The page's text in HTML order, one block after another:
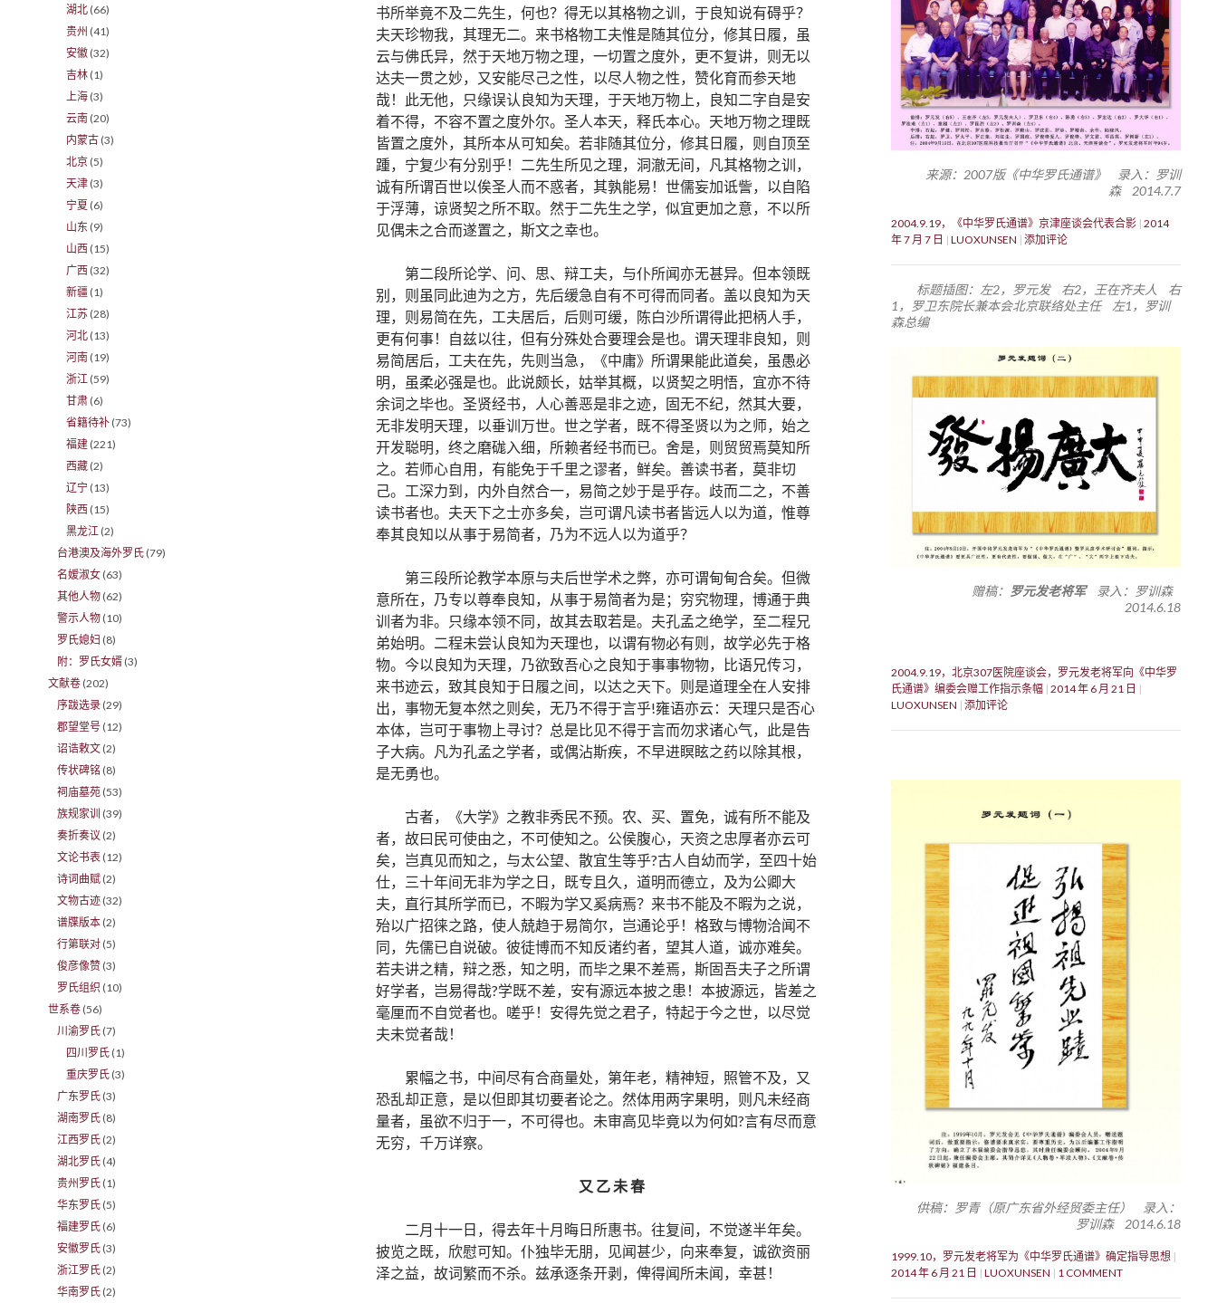
书所举竟不及二先生，何也？得无以其格物之训，于良知说有碍乎？
夫天珍物我，其理无二。来书格物工夫惟是随其位分，修其日履，虽
云与佛氏异，然于天地万物之理，一切置之度外，更不复讲，则无以
达夫一贯之妙，又安能尽己之性，以尽人物之性，赞化育而参天地
哉！此无他，只缘误认良知为天理，于天地万物上，良知二字自是安
着不得，不容不置之度外尔。圣人本天，释氏本心。天地万物之理既
皆置之度外，其所本从可知矣。若非随其位分，修其日履，则自顶至
踵，宁复少有分别乎！二先生所见之理，洞澈无间，凡其格物之训，
诚有所谓百世以俟圣人而不惑者，其孰能易！世儒妄加诋訾，以自陷
于浮薄，谅贤契之所不取。然于二先生之学，似宜更加之意，不以所
见偶未之合而遂置之，斯文之幸也。
第二段所论学、问、思、辩工夫，与仆所闻亦无甚异。但本领既
别，则虽同此迪为之方，先后缓急自有不可得而同者。盖以良知为天
理，则易简在先，工夫居后，后则可缓，陈白沙所谓得此把柄人手，
更有何事！自兹以往，但有分殊处合要理会是也。谓天理非良知，则
易简居后，工夫在先，先则当急，《中庸》所谓果能此道矣，虽愚必
明，虽柔必强是也。此说颇长，姑举其概，以贤契之明悟，宜亦不待
余词之毕也。圣贤经书，人心善恶是非之迹，固无不纪，然其大要，
无非发明天理，以垂训万世。世之学者，既不得圣贤以为之师，始之
开发聪明，终之磨硥入细，所赖者经书而已。舍是，则贸贸焉莫知所
之。若师心自用，有能免于千里之谬者，鲜矣。善读书者，莫非切
己。工深力到，内外自然合一，易简之妙于是乎存。歧而二之，不善
读书者也。夫天下之士亦多矣，岂可谓凡读书者皆远人以为道，惟尊
奉其良知以从事于易简者，乃为不远人以为道乎？
第三段所论教学本原与夫后世学术之弊，亦可谓甸甸合矣。但微
意所在，乃专以尊奉良知，从事于易简者为是；穷究物理，博通于典
训者为非。只缘本领不同，故其去取若是。夫孔孟之绝学，至二程兄
弟始明。二程未尝认良知为天理也，以谓有物必有则，故学必先于格
物。今以良知为天理，乃欲致吾心之良知于事事物物，比语兄传习，
来书迹云，致其良知于日履之间，以达之天下。则是道理全在人安排
出，事物无复本然之则矣，无乃不得于言乎!雍语亦云：天理只是否心
本体，岂可于事物上寻讨？总是比见不得于言而勿求诸心气，此是告
子大病。凡为孔孟之学者，或偶沾斯疾，不早进瞑眩之药以除其根，
是无勇也。
古者，《大学》之教非秀民不预。农、买、置免，诚有所不能及
者，故曰民可使由之，不可使知之。公侯腹心，天资之忠厚者亦云可
矣，岂真见而知之，与太公望、散宜生等乎?古人自幼而学，至四十始
仕，三十年间无非为学之日，既专且久，道明而德立，及为公卿大
夫，直行其所学而已，不暇为学又奚病焉？来书不能及不暇为之说，
殆以广招徕之路，使人兢趋于易简尔，岂通论乎！格致与博物洽闻不
同，先儒已自说破。彼徒博而不知反诸约者，望其人道，诚亦难矣。
若夫讲之精，辩之悉，知之明，而毕之果不差焉，斯固吾夫子之所谓
好学者，岂易得哉?学既不差，安有源远本披之患！本披源远，皆差之
毫厘而不自觉者也。嗟乎！安得先觉之君子，特起于今之世，以尽觉
夫未觉者哉！
累幅之书，中间尽有合商量处，第年老，精神短，照管不及，又
恐乱却正意，是以但即其切要者论之。然体用两字果明，则凡未经商
量者，虽欲不归于一，不可得也。未审高见毕竟以为何如?言有尽而意
无穷，千万详察。
又 乙 未 春
二月十一日，得去年十月晦日所惠书。往复间，不觉遂半年矣。
披览之既，欣慰可知。仆独毕无朋，见闻甚少，向来奉复，诚欲资丽
泽之益，故词繁而不杀。兹承逐条开剥，俾得闻所未闻，幸甚！
来源：2007版《中华罗氏通谱》 录入：罗训
森 2014.7.7
2004.9.19，《中华罗氏通谱》京津座谈会代表合影 2014
年 7 月 7 日
LUOXUNSEN 添加评论
标题插图：左2，罗元发 右2，王在齐夫人 右
1，罗卫东院长兼本会北京联络处主任 左1，罗训
森总编
赠稿： 罗元发老将军录入：罗训森
2014.6.18
2004.9.19，北京307医院座谈会，罗元发老将军向《中华罗
氏通谱》编委会赠工作指示条幅 2014 年 6 月 21 日
LUOXUNSEN 添加评论
供稿：罗青（原广东省外经贸委主任） 录入：
罗训森 2014.6.18
1999.10，罗元发老将军为《中华罗氏通谱》确定指导思想
2014 年 6 月 21 日
LUOXUNSEN 1 COMMENT
湖北 (66)
贵州 (41)
安徽 (32)
吉林 (1)
上海 (3)
云南 (20)
内蒙古 (3)
北京 (5)
天津 (3)
宁夏 (6)
山东 (9)
山西 (15)
广西 (32)
新疆 (1)
江苏 (28)
河北 (13)
河南 (19)
浙江 (59)
甘肃 (6)
省籍待补 (73)
福建 (221)
西藏 (2)
辽宁 (13)
陕西 (15)
黑龙江 (2)
台港澳及海外罗氏 (79)
名嫒淑女 (63)
其他人物 (62)
警示人物 (10)
罗氏媳妇 (8)
附：罗氏女婿 (3)
文献卷 (202)
序跋选录 (29)
郡望堂号 (12)
诏诰敕文 (2)
传状碑铭 (8)
祠庙墓苑 (53)
族规家训 (39)
奏折奏议 (2)
文论书表 (12)
诗词曲赋 (2)
文物古迹 (32)
谱牒版本 (2)
行第联对 (5)
俊彦像赞 (3)
罗氏组织 (10)
世系卷 (56)
川渝罗氏 (7)
四川罗氏 (1)
重庆罗氏 (3)
广东罗氏 (3)
湖南罗氏 (8)
江西罗氏 (2)
湖北罗氏 (4)
贵州罗氏 (1)
华东罗氏 (5)
福建罗氏 (6)
安徽罗氏 (3)
浙江罗氏 (2)
华南罗氏 (2)